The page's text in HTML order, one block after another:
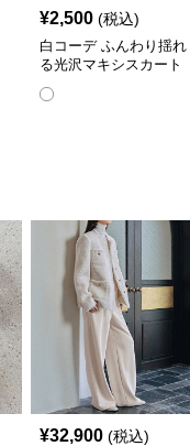
¥2,500 (税込)
白コーデ ふんわり揺れ
る光沢マキシスカート
¥32,900 (税込)